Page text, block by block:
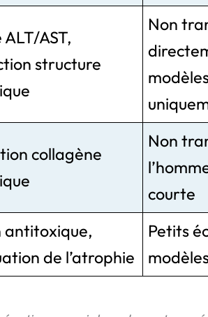
ALT/AST,
structure
Non
collagène
Non
courte
antitoxique,
de l’atrophie
Petits